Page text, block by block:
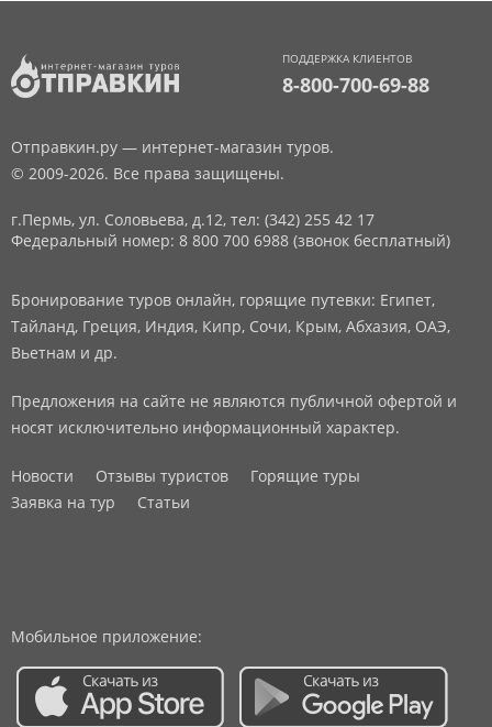
ПОДДЕРЖКА КЛИЕНТОВ
8-800-700-69-88
Отправкин.ру — интернет-магазин туров.
© 2009-2026. Все права защищены.
г.Пермь, ул. Соловьева, д.12, тел: (342) 255 42 17
Федеральный номер: 8 800 700 6988 (звонок бесплатный)
Бронирование туров онлайн, горящие путевки: Египет,
Тайланд, Греция, Индия, Кипр, Сочи, Крым, Абхазия, ОАЭ,
Вьетнам и др.
Предложения на сайте не являются публичной офертой и
носят исключительно информационный характер.
Новости Отзывы туристов
Горящие туры
Заявка на тур
Статьи
Мобильное приложение: